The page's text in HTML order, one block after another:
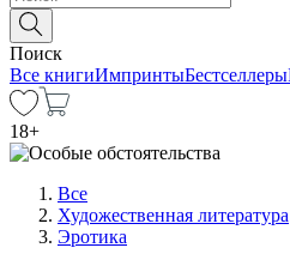
Поиск
Все книгиИмпринтыБестселлеры
18+
Все
Художественная литература
Эротика